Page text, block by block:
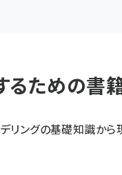
ための書
デリングの基礎知識か